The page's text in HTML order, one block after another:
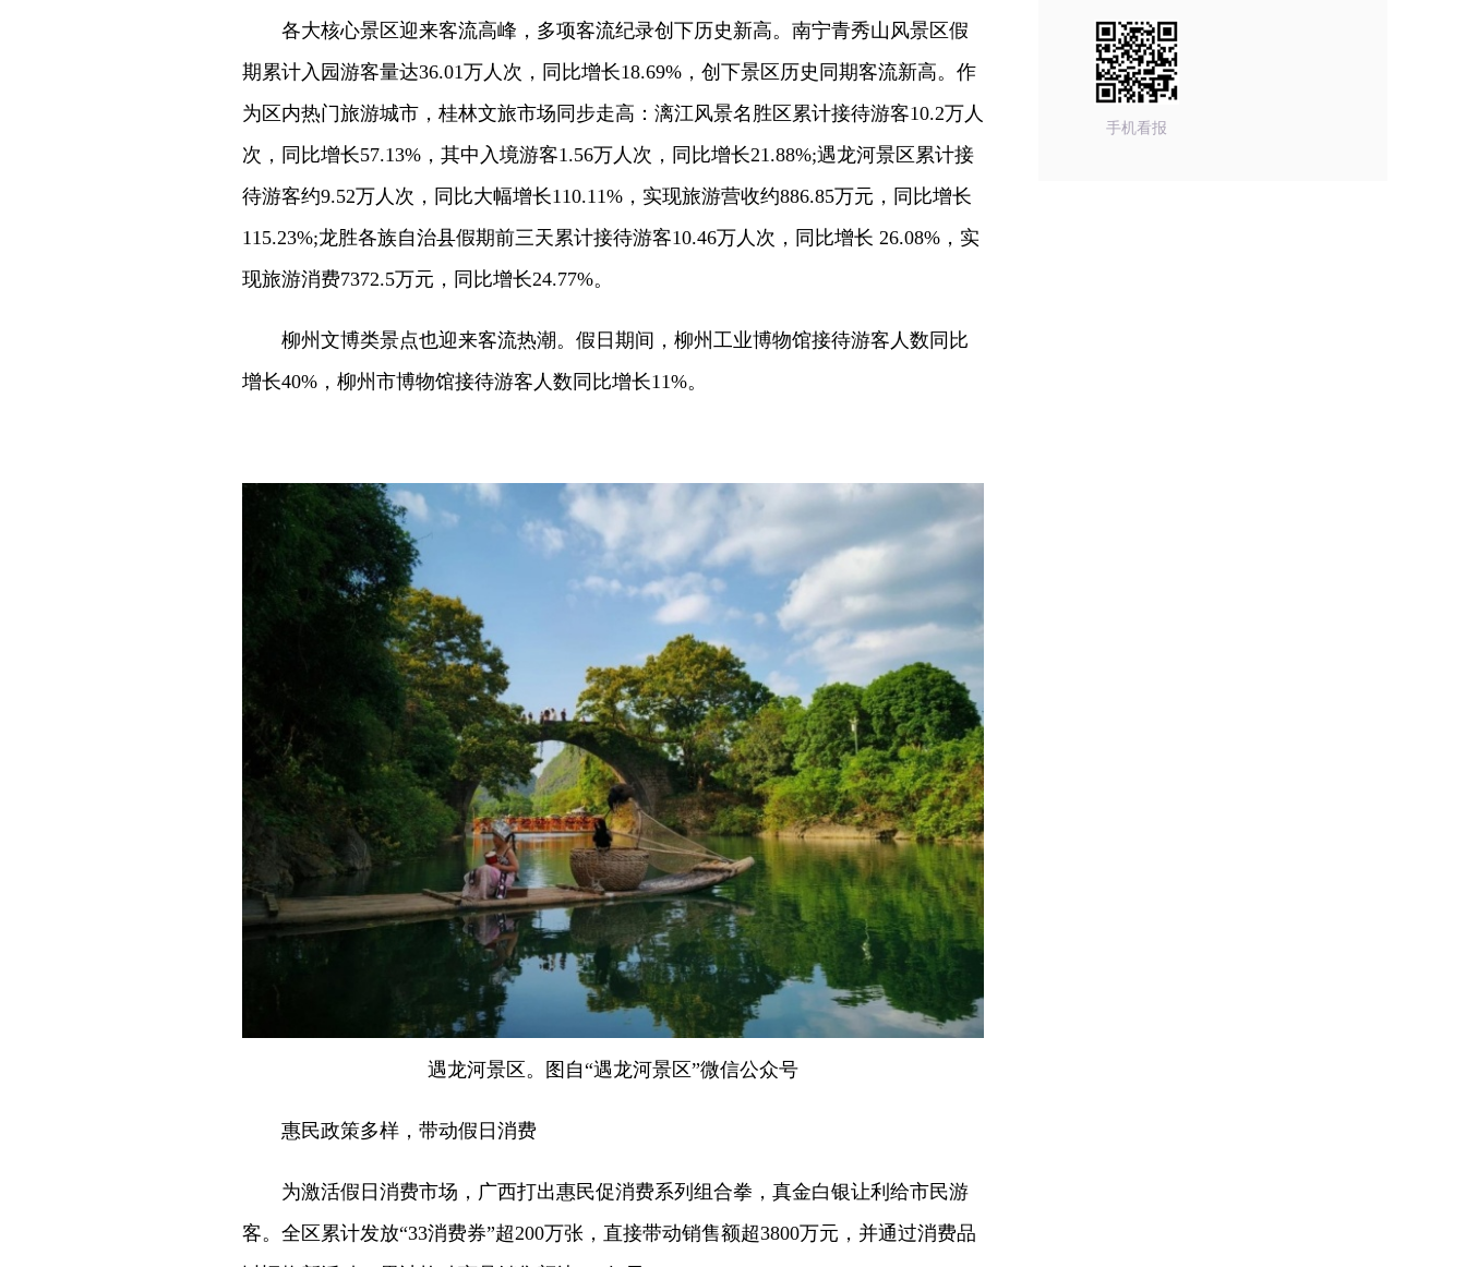
各大核心景区迎来客流高峰，多项客流纪录创下历史新高。南宁青秀山风景区假
期累计入园游客量达36.01万人次，同比增长18.69%，创下景区历史同期客流新高。作
为区内热门旅游城市，桂林文旅市场同步走高：漓江风景名胜区累计接待游客10.2万人
次，同比增长57.13%，其中入境游客1.56万人次，同比增长21.88%;遇龙河景区累计接
待游客约9.52万人次，同比大幅增长110.11%，实现旅游营收约886.85万元，同比增长
115.23%;龙胜各族自治县假期前三天累计接待游客10.46万人次，同比增长 26.08%，实
现旅游消费7372.5万元，同比增长24.77%。
柳州文博类景点也迎来客流热潮。假日期间，柳州工业博物馆接待游客人数同比
增长40%，柳州市博物馆接待游客人数同比增长11%。
遇龙河景区。图自“遇龙河景区”微信公众号
惠民政策多样，带动假日消费
为激活假日消费市场，广西打出惠民促消费系列组合拳，真金白银让利给市民游
客。全区累计发放“33消费券”超200万张，直接带动销售额超3800万元，并通过消费品
手机看报